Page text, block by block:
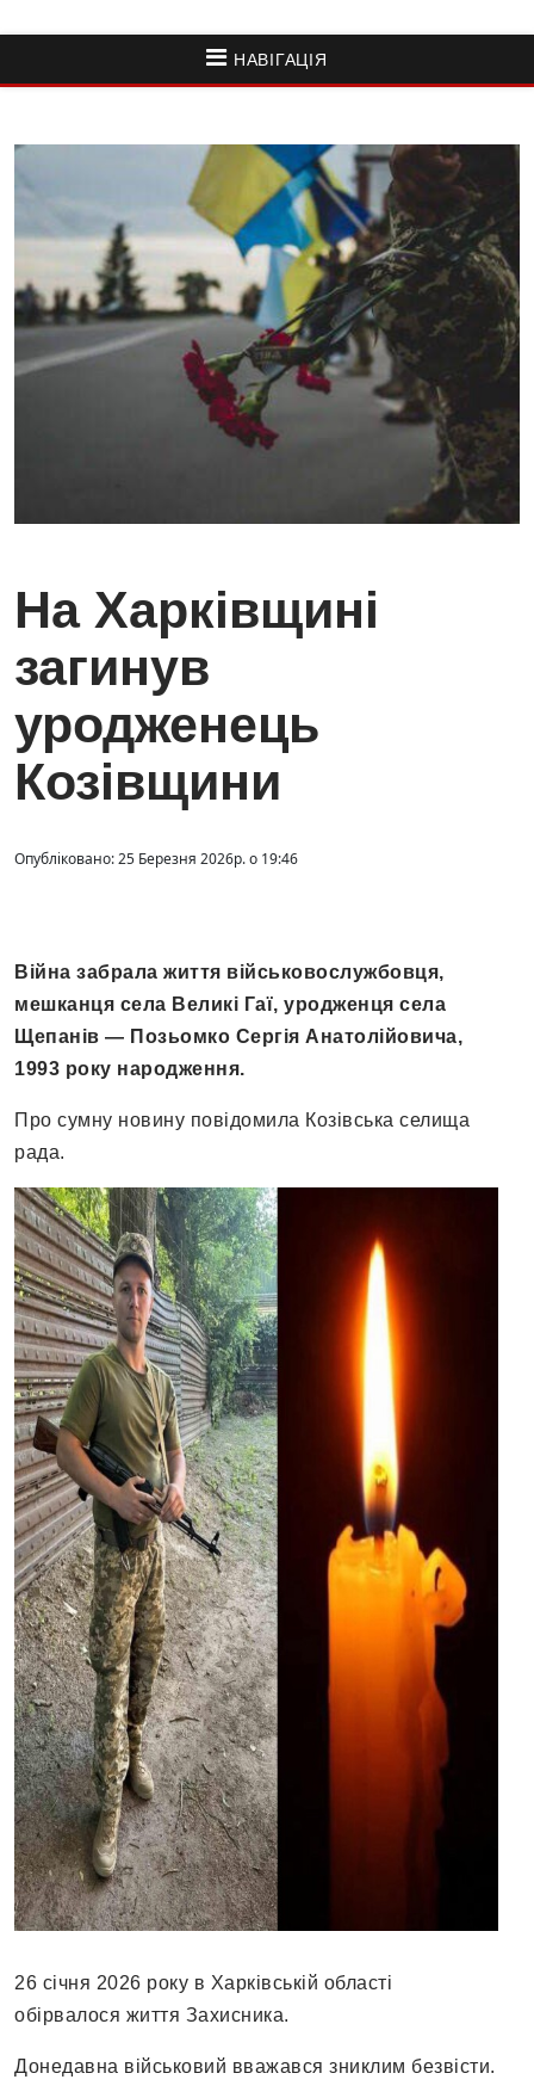
НАВІГАЦІЯ
На Харківщині
загинув
уродженець
Козівщини
Опубліковано: 25 Березня 2026р. о 19:46
Війна забрала життя військовослужбовця,
мешканця села Великі Гаї, уродженця села
Щепанів — Позьомко Сергія Анатолійовича,
1993 року народження.
Про сумну новину повідомила Козівська селища
рада.
26 січня 2026 року в Харківській області
обірвалося життя Захисника.
Донедавна військовий вважався зниклим безвісти.